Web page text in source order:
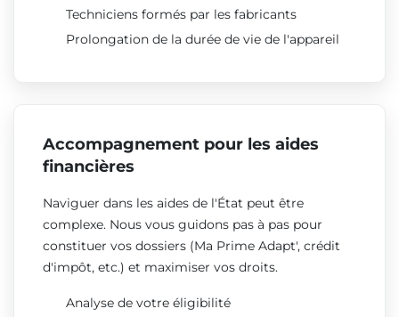
Techniciens formés par les fabricants
Prolongation de la durée de vie de l'appareil
Accompagnement pour les aides
financières
Naviguer dans les aides de l'État peut être
complexe. Nous vous guidons pas à pas pour
constituer vos dossiers (Ma Prime Adapt', crédit
d'impôt, etc.) et maximiser vos droits.
Analyse de votre éligibilité